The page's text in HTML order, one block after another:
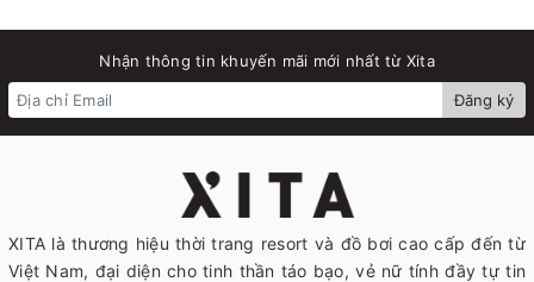
Nhận thông tin khuyến mãi mới nhất từ Xita
Đăng ký
XITA là thương hiệu thời trang resort và đồ bơi cao cấp đến từ
Việt Nam, đại diện cho tinh thần táo bạo, vẻ nữ tính đầy tự tin